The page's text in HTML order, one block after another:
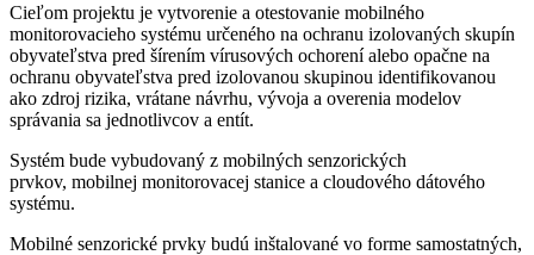
Cieľom projektu je vytvorenie a otestovanie mobilného
monitorovacieho systému určeného na ochranu izolovaných skupín
obyvateľstva pred šírením vírusových ochorení alebo opačne na
ochranu obyvateľstva pred izolovanou skupinou identifikovanou
ako zdroj rizika, vrátane návrhu, vývoja a overenia modelov
správania sa jednotlivcov a entít.
Systém bude vybudovaný z mobilných senzorických
prvkov, mobilnej monitorovacej stanice a cloudového dátového
systému.
Mobilné senzorické prvky budú inštalované vo forme samostatných,